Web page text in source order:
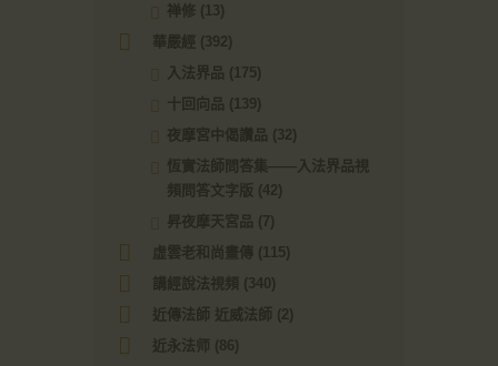
禅修 (13)
華嚴經 (392)
入法界品 (175)
十回向品 (139)
夜摩宮中偈讚品 (32)
恆實法師問答集——入法界品視
頻問答文字版 (42)
昇夜摩天宮品 (7)
虛雲老和尚畫傳
(115)
講經說法視頻
(340)
近傳法師 近威法師 (2)
近永法师
(86)